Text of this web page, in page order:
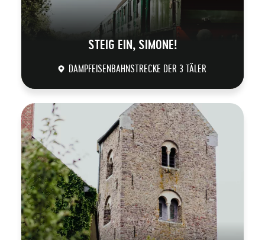
STEIG EIN, SIMONE!
DAMPFEISENBAHNSTRECKE DER 3 TÄLER